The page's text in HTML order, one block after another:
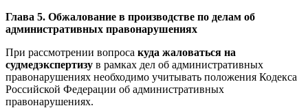
Глава 5. Обжалование в производстве по делам об
административных правонарушениях
При рассмотрении вопроса куда жаловаться на
судмедэкспертизу в рамках дел об административных
правонарушениях необходимо учитывать положения Кодекса
Российской Федерации об административных
правонарушениях.